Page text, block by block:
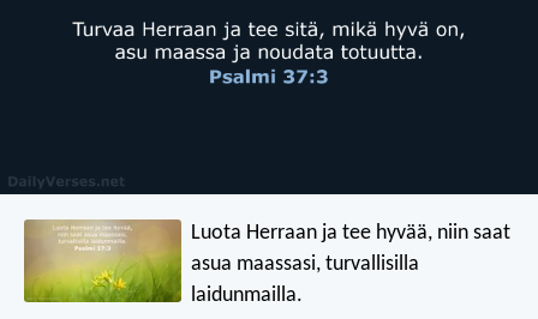
Luota Herraan ja tee hyvää, niin saat
asua maassasi, turvallisilla
laidunmailla.